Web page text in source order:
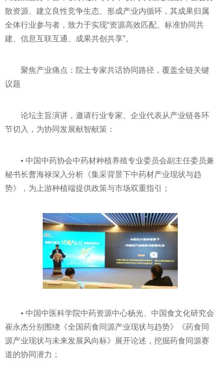
散资源、建立良性竞争生态、形成产业内循环，其成果归属
全体行业参与者，致力于实现“资源高效匹配、标准协同共
建、信息互联互通、成果共创共享”。
聚焦产业痛点：院士专家共话协同路径，覆盖全链关键
议题
论坛主旨演讲，邀请行业专家、企业代表从产业链各环
节切入，为协同发展献智献策：
• 中国中药协会中药材种植养殖专业委员会副主任委员兼
秘书长曹海禄深入分析《集采背景下中药材产业现状与趋
势》，为上游种植端提供政策与市场双重指引；
• 中国中医科学院中药资源中心杨光、中国食文化研究会
崔永杰分别围绕《全国药食同源产业现状与趋势》《药食同
源产业现状与未来发展风向标》展开论述，挖掘药食同源赛
道的协同潜力；